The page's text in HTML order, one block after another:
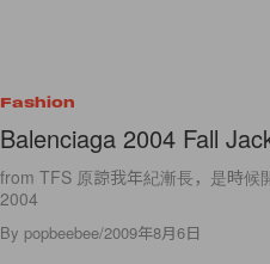
Fashion
Balenciaga 2004 Fall
from TFS 原諒我年紀漸長，是時候
2004
By popbeebee/2009年8月6日